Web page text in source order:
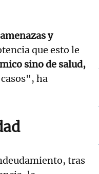
amenazas y
que esto le
sino de salud,
ha
tras